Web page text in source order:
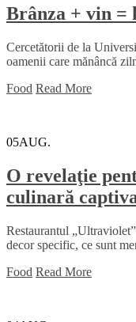
Brânza + vin =
Cercetătorii de la
oamenii care mănâncă
Food Read More
05AUG.
O revelaţie
culinară
Restaurantul
decor specific, ce sunt
Food Read More